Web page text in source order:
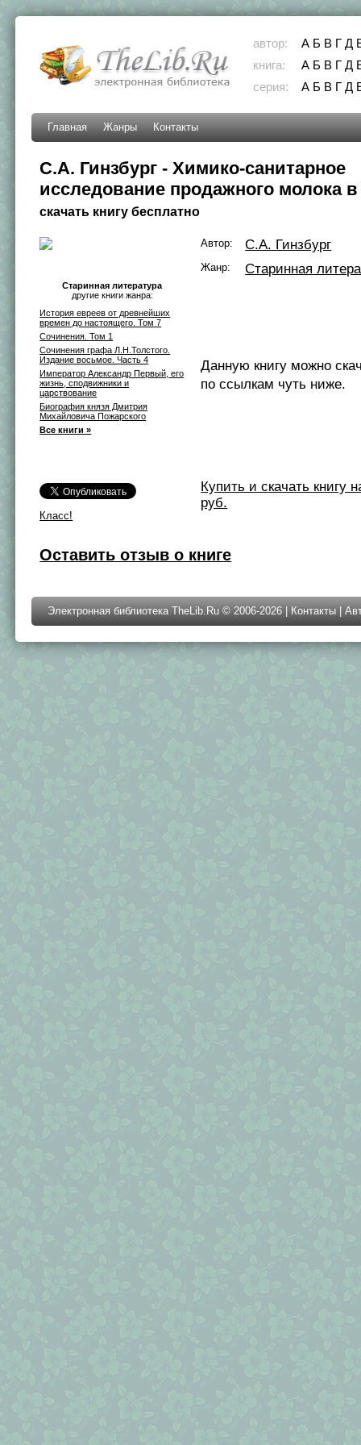
автор: А Б В Г Д
книга:
А Б В Г Д
серия:
А Б В Г Д
Главная Жанры Контакты
С.А. Гинзбург - Химико-санитарное
исследование продажного молока
скачать книгу бесплатно
Старинная литература
другие книги жанра:
История евреев от древнейших
времен до настоящего. Том 7
Сочинения. Том 1
Сочинения графа Л.Н.Толстого.
Издание восьмое. Часть 4
Император Александр Первый, его
жизнь, сподвижники и
царствование
Биография князя Дмитрия
Михайловича Пожарского
Все книги »
Класс!
Автор: С.А. Гинзбург
Жанр: Старинная
Данную книгу можно
по ссылкам чуть ниже.
Купить и скачать книгу
руб.
Оставить отзыв о книге
Электронная библиотека TheLib.Ru © 2006-2026 | Контакты |